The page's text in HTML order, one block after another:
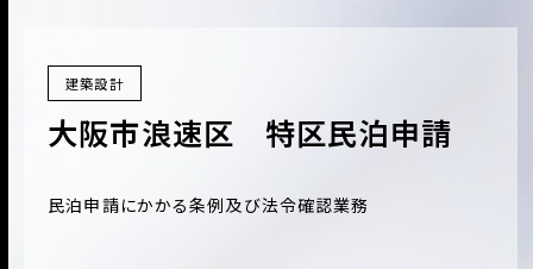
建築設計
大阪市浪速区 特区民泊申請
民泊申請にかかる条例及び法令確認業務